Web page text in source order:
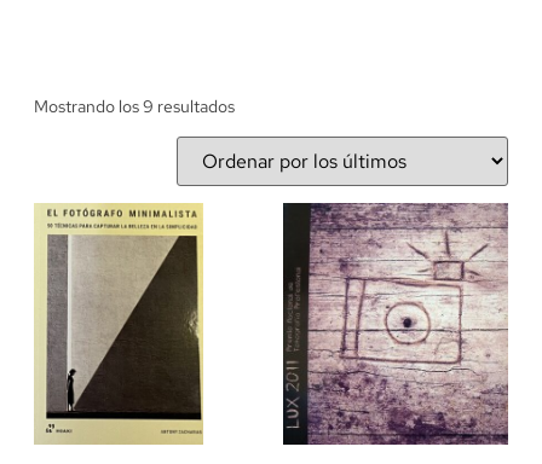
Mostrando los 9 resultados